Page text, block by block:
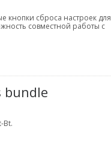
кнопки сброса настроек для
совместной работы с
bundle
Bt.